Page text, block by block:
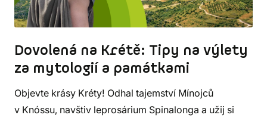
Dovolená na Krétě: Tipy na výlety
za mytologií a památkami
Objevte krásy Kréty! Odhal tajemství Mínojců
v Knóssu, navštiv leprosárium Spinalonga a užij si